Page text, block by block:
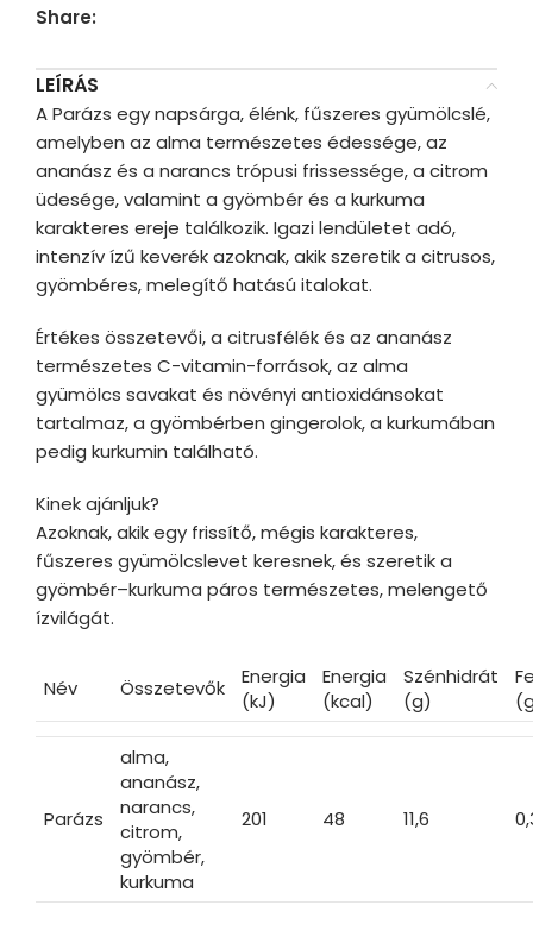
Share:
LEÍRÁS
A Parázs egy napsárga, élénk, fűszeres gyümölcslé,
amelyben az alma természetes édessége, az
ananász és a narancs trópusi frissessége, a citrom
üdesége, valamint a gyömbér és a kurkuma
karakteres ereje találkozik. Igazi lendületet adó,
intenzív ízű keverék azoknak, akik szeretik a citrusos,
gyömbéres, melegítő hatású italokat.
Értékes összetevői, a citrusfélék és az ananász
természetes C-vitamin-források, az alma
gyümölcs savakat és növényi antioxidánsokat
tartalmaz, a gyömbérben gingerolok, a kurkumában
pedig kurkumin található.
Kinek ajánljuk?
Azoknak, akik egy frissítő, mégis karakteres,
fűszeres gyümölcslevet keresnek, és szeretik a
gyömbér–kurkuma páros természetes, melengető
ízvilágát.
Név Összetevők
Energia
(kJ)
Energia
(kcal)
Szénhidrát
(g)
Parázs
alma,
ananász,
narancs,
citrom,
gyömbér,
kurkuma
201 48 11,6